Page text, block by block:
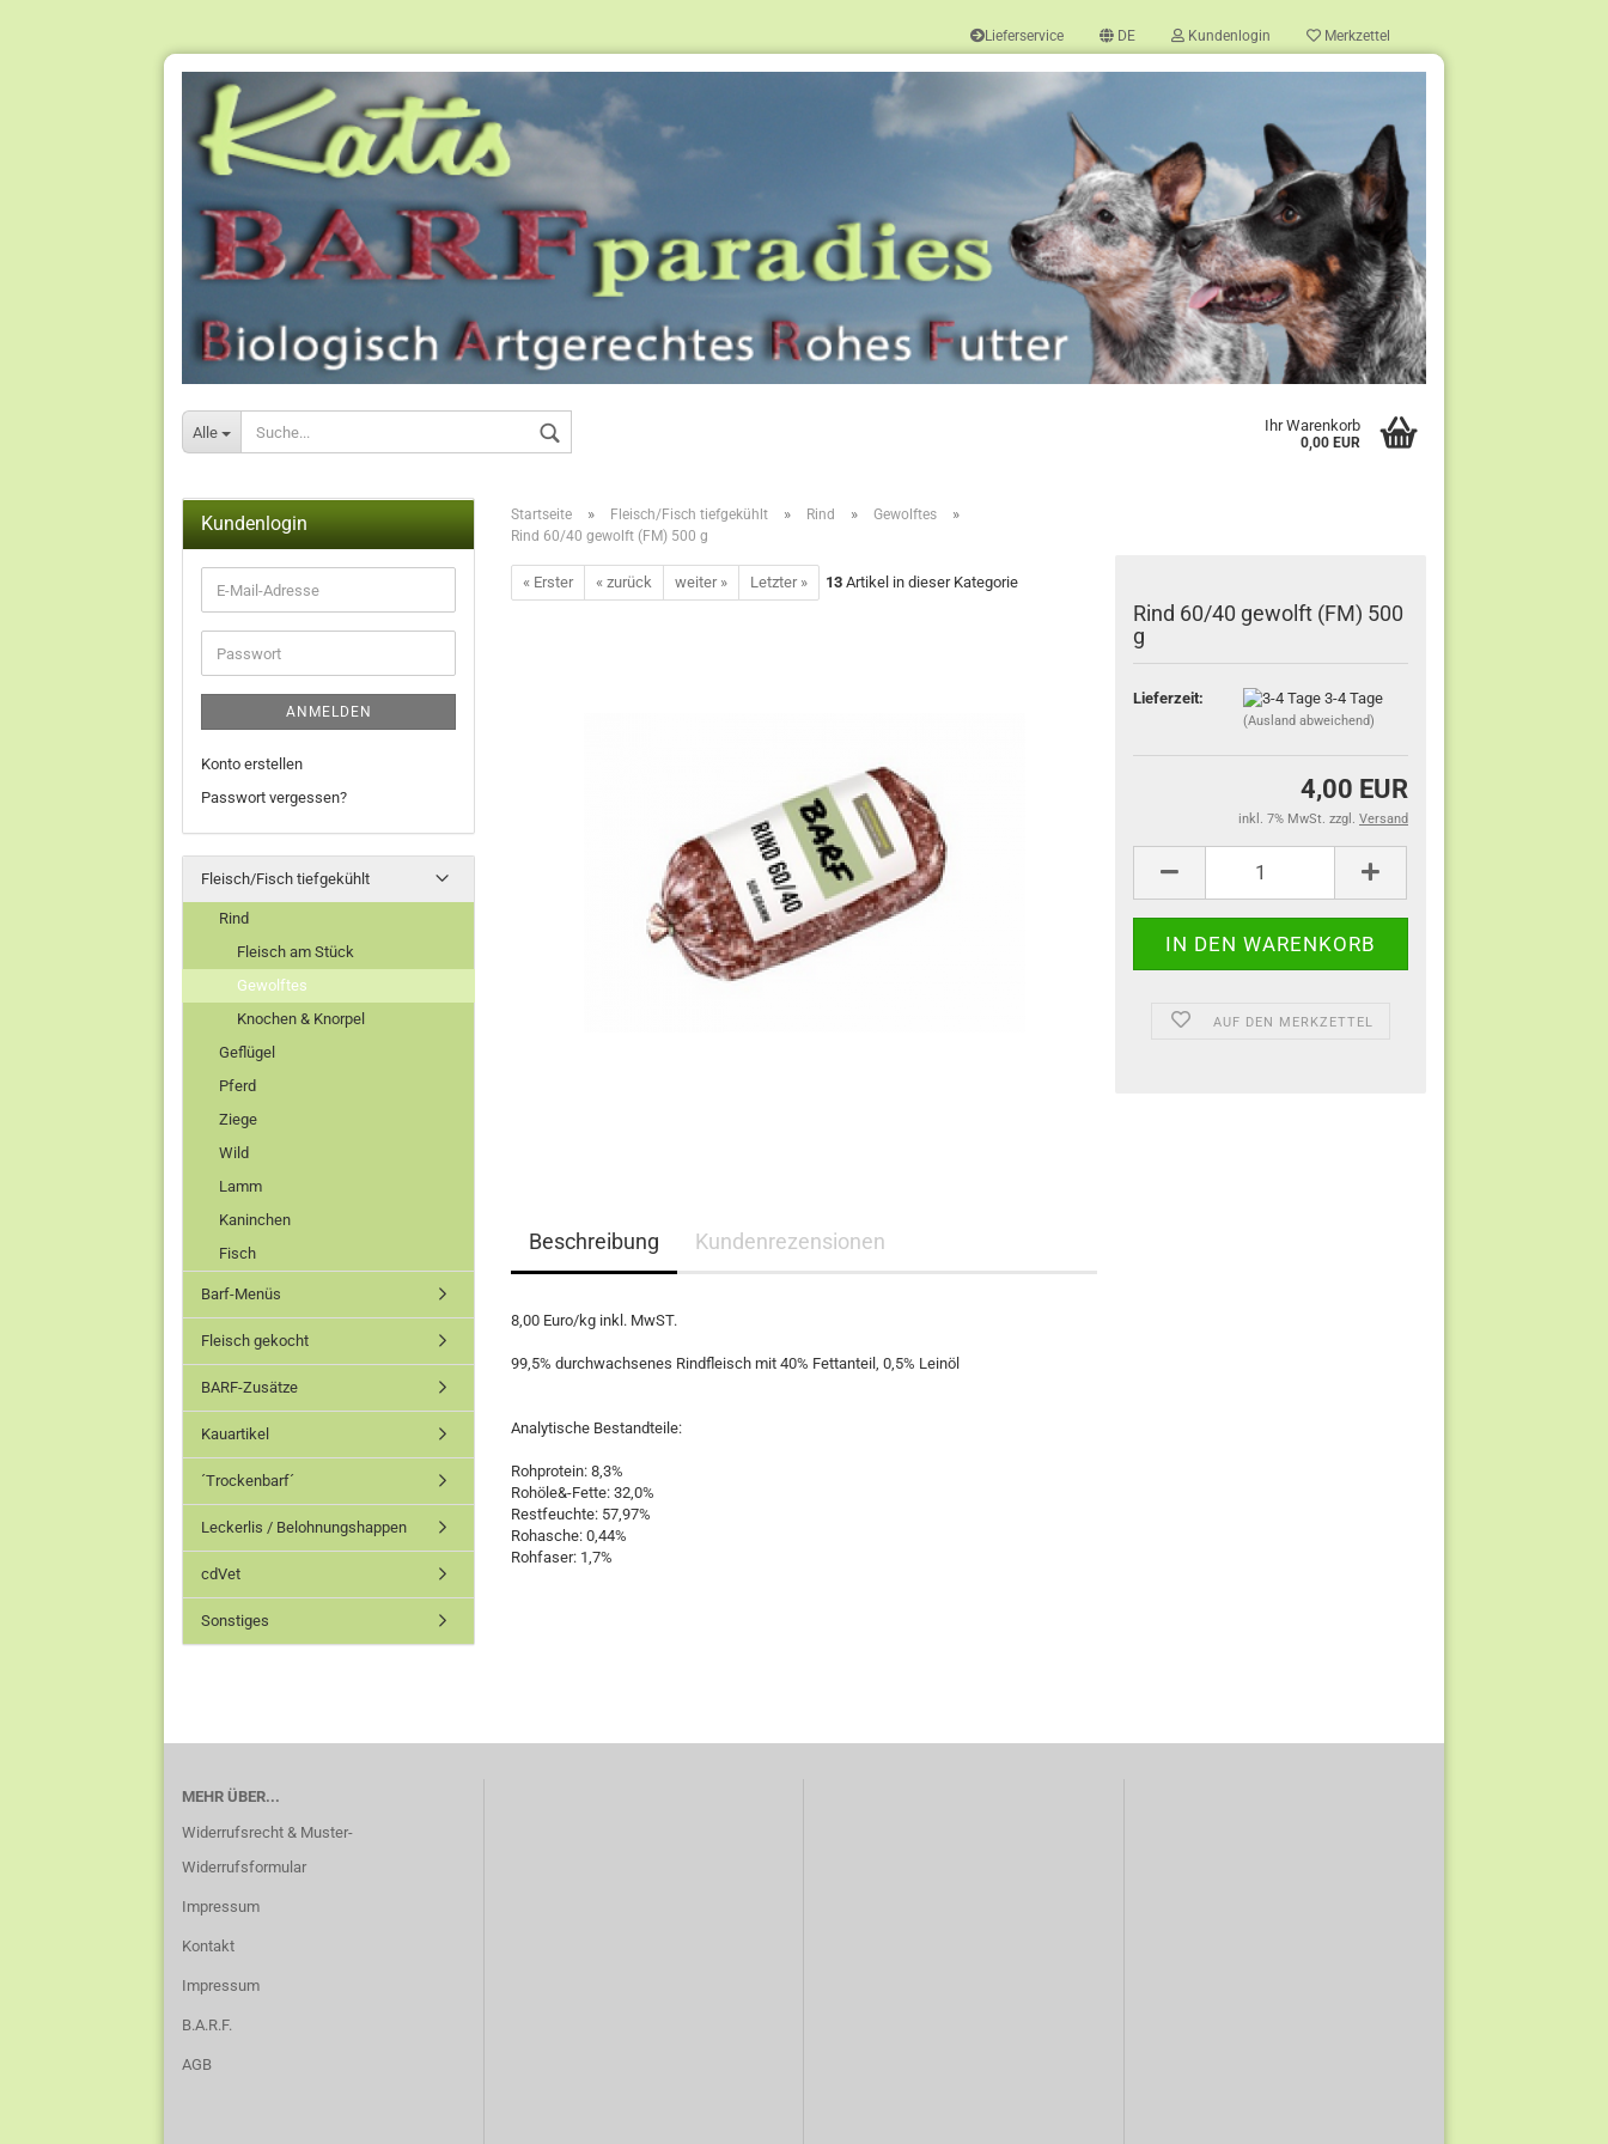
Lieferservice DE
Sprache auswählen
Kundenlogin
Konto erstellen
Merkzettel
Alle Ihr Warenkorb
0,00 EUR
Startseite » Fleisch/Fisch tiefgekühlt » Rind » Gewolftes »
Rind 60/40 gewolft (FM) 500 g
« Erster « zurück weiter » Letzter » 13 Artikel in dieser Kategorie
Rind 60/40 gewolft (FM) 500
g
Lieferzeit: 3-4 Tage
(Ausland abweichend)
4,00 EUR
inkl. 7% MwSt. zzgl. Versand
AUF DEN MERKZETTEL
Beschreibung Kundenrezensionen
8,00 Euro/kg inkl. MwST.
99,5% durchwachsenes Rindfleisch mit 40% Fettanteil, 0,5% Leinöl
Analytische Bestandteile:
Rohprotein: 8,3%
Rohöle&-Fette: 32,0%
Restfeuchte: 57,97%
Rohasche: 0,44%
Rohfaser: 1,7%
Kundenlogin
ANMELDEN
Konto erstellen
Passwort vergessen?
Fleisch/Fisch tiefgekühlt
Rind
Fleisch am Stück
Gewolftes
Knochen & Knorpel
Geflügel
Pferd
Ziege
Wild
Lamm
Kaninchen
Fisch
Barf-Menüs
Fleisch gekocht
BARF-Zusätze
Kauartikel
´Trockenbarf´
Leckerlis / Belohnungshappen
cdVet
Sonstiges
MEHR ÜBER...
Widerrufsrecht & Muster-
Widerrufsformular
Impressum
Kontakt
Impressum
B.A.R.F.
AGB